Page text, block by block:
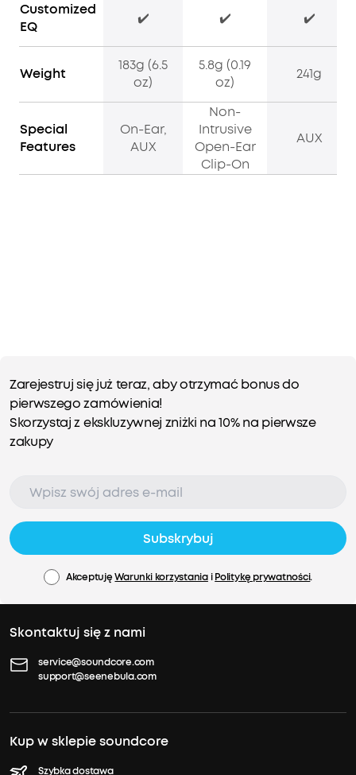
Customized
EQ
✔️ ✔️ ✔️
Weight
183g (6.5
oz)
5.8g (0.19
oz)
241g
Special
Features
On-Ear,
AUX
Non-
Intrusive
Open-Ear
Clip-On
AUX
Zarejestruj się już teraz, aby otrzymać bonus do
pierwszego zamówienia!
Skorzystaj z ekskluzywnej zniżki na 10% na pierwsze
zakupy
Subskrybuj
AkceptujęWarunki korzystaniaiPolitykę prywatności.
Skontaktuj się z nami
service@soundcore.com
support@seenebula.com
Kup w sklepie soundcore
Szybka dostawa